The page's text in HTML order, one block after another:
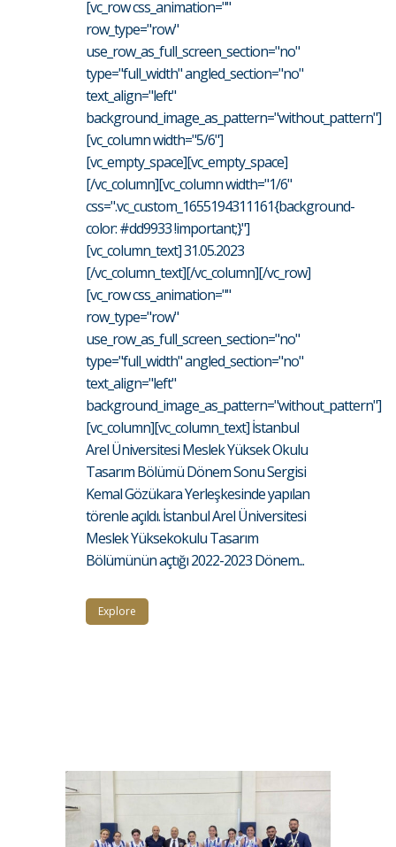
[vc_row css_animation=""
row_type="row"
use_row_as_full_screen_section="no"
type="full_width" angled_section="no"
text_align="left"
background_image_as_pattern="without_pattern"]
[vc_column width="5/6"]
[vc_empty_space][vc_empty_space]
[/vc_column][vc_column width="1/6"
css=".vc_custom_1655194311161{background-
color: #dd9933 !important;}"]
[vc_column_text] 31.05.2023
[/vc_column_text][/vc_column][/vc_row]
[vc_row css_animation=""
row_type="row"
use_row_as_full_screen_section="no"
type="full_width" angled_section="no"
text_align="left"
background_image_as_pattern="without_pattern"]
[vc_column][vc_column_text] İstanbul
Arel Üniversitesi Meslek Yüksek Okulu
Tasarım Bölümü Dönem Sonu Sergisi
Kemal Gözükara Yerleşkesinde yapılan
törenle açıldı. İstanbul Arel Üniversitesi
Meslek Yüksekokulu Tasarım
Bölümünün açtığı 2022-2023 Dönem...
Explore